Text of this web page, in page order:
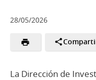
28/05/2026
La Dirección de